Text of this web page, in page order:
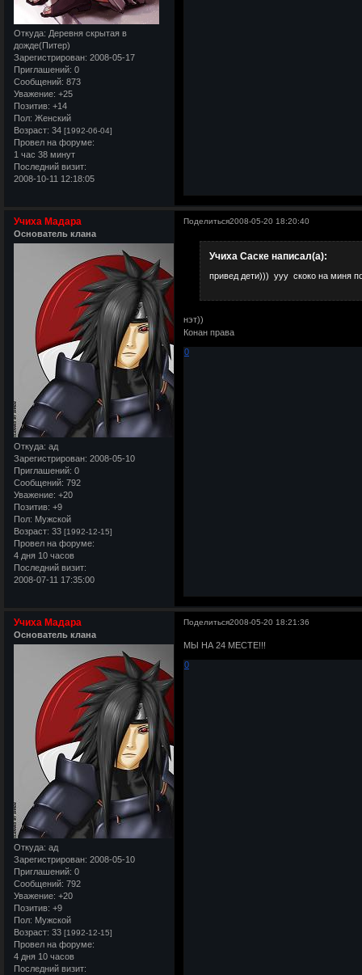
Откуда: Деревня скрытая в
дожде(Питер)
Зарегистрирован: 2008-05-17
Приглашений: 0
Сообщений: 873
Уважение: +25
Позитив: +14
Пол: Женский
Возраст: 34 [1992-06-04]
Провел на форуме:
1 час 38 минут
Последний визит:
2008-10-11 12:18:05
Поделиться2008-05-20 18:20:40
Учиха Мадара
Основатель клана
Откуда: ад
Зарегистрирован: 2008-05-10
Приглашений: 0
Сообщений: 792
Уважение: +20
Позитив: +9
Пол: Мужской
Возраст: 33 [1992-12-15]
Провел на форуме:
4 дня 10 часов
Последний визит:
2008-07-11 17:35:00
Учиха Саске написал(а):
привед дети))) ууу скоко на миня
нэт))
Конан права
0
Поделиться2008-05-20 18:21:36
Учиха Мадара
Основатель клана
Откуда: ад
Зарегистрирован: 2008-05-10
Приглашений: 0
Сообщений: 792
Уважение: +20
Позитив: +9
Пол: Мужской
Возраст: 33 [1992-12-15]
Провел на форуме:
4 дня 10 часов
Последний визит:
МЫ НА 24 МЕСТЕ!!!
0